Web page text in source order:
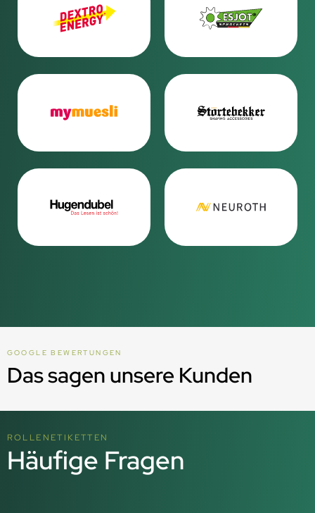
GOOGLE BEWERTUNGEN
Das sagen unsere Kunden
ROLLENETIKETTEN
Häufige Fragen